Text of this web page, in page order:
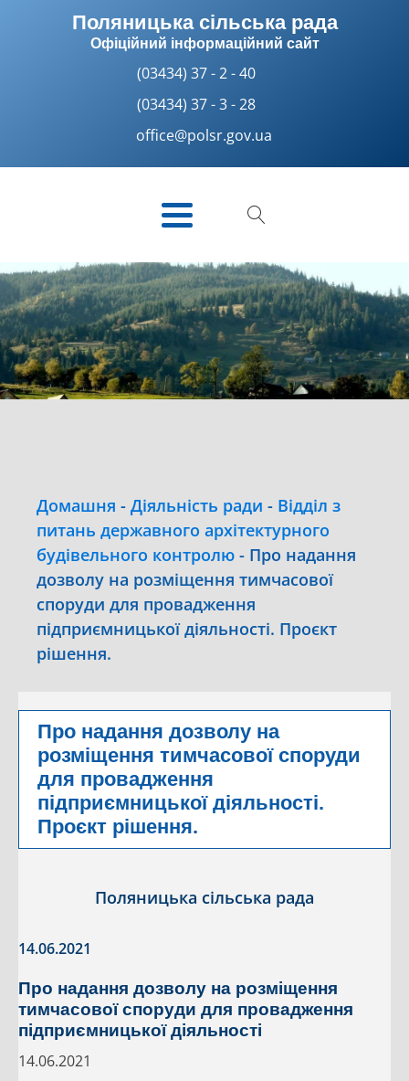
Поляницька сільська рада
Офіційний інформаційний сайт
(03434) 37 - 2 - 40
(03434) 37 - 3 - 28
office@polsr.gov.ua
Домашня - Діяльність ради - Відділ з
питань державного архітектурного
будівельного контролю - Про надання
дозволу на розміщення тимчасової
споруди для провадження
підприємницької діяльності. Проєкт
рішення.
Про надання дозволу на
розміщення тимчасової споруди
для провадження
підприємницької діяльності.
Проєкт рішення.
Поляницька сільська рада
14.06.2021
Про надання дозволу на розміщення
тимчасової споруди для провадження
підприємницької діяльності
14.06.2021